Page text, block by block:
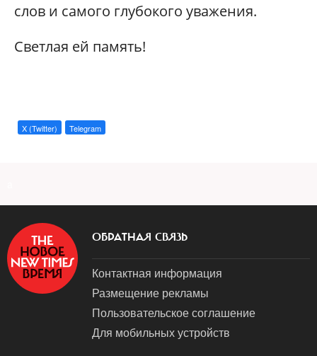
слов и самого глубокого уважения.
Светлая ей память!
X (Twitter) Telegram
ОБРАТНАЯ СВЯЗЬ
Контактная информация
Размещение рекламы
Пользовательское соглашение
Для мобильных устройств